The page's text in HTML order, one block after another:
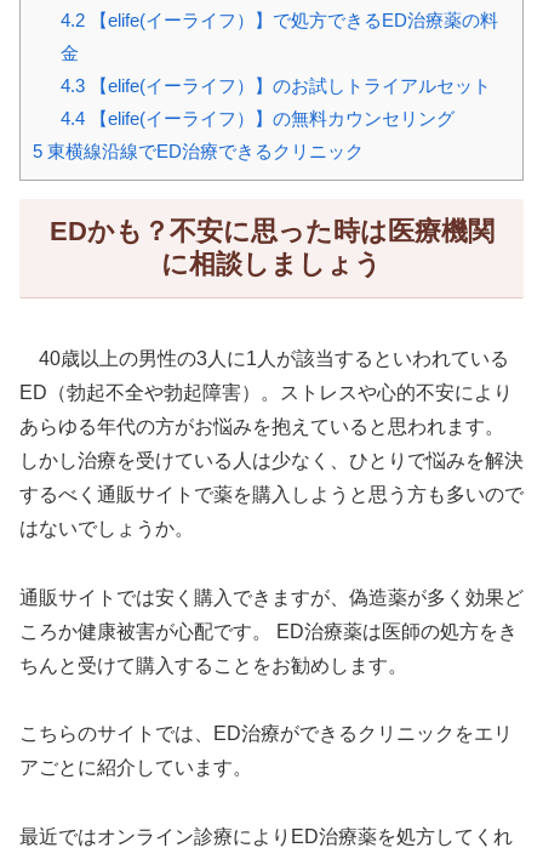
4.2【elife(イーライフ）】で処方できるED治療薬の料
金
4.3【elife(イーライフ）】のお試しトライアルセット
4.4【elife(イーライフ）】の無料カウンセリング
5 東横線沿線でED治療できるクリニック
EDかも？不安に思った時は医療機関
に相談しましょう
40歳以上の男性の3人に1人が該当するといわれている
ED（勃起不全や勃起障害）。ストレスや心的不安により
あらゆる年代の方がお悩みを抱えていると思われます。
しかし治療を受けている人は少なく、ひとりで悩みを解決
するべく通販サイトで薬を購入しようと思う方も多いので
はないでしょうか。
通販サイトでは安く購入できますが、偽造薬が多く効果ど
ころか健康被害が心配です。 ED治療薬は医師の処方をき
ちんと受けて購入することをお勧めします。
こちらのサイトでは、ED治療ができるクリニックをエリ
アごとに紹介しています。
最近ではオンライン診療によりED治療薬を処方してくれ